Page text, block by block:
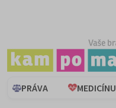
PRÁVA MEDICÍNU